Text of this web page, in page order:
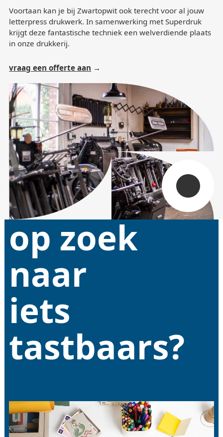
Voortaan kan je bij Zwartopwit ook terecht voor al jouw
letterpress drukwerk. In samenwerking met Superdruk
krijgt deze fantastische techniek een welverdiende plaats
in onze drukkerij.
vraag een offerte aan
op zoek
naar
iets
tastbaars?